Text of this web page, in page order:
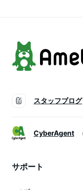
スタッフブログ
CyberAgent
サポート